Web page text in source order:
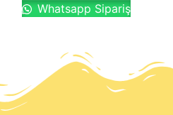
Whatsapp Sipariş